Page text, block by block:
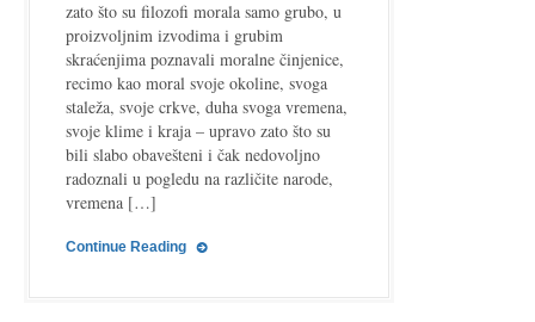
citati
zato što su filozofi morala samo grubo, u
proizvoljnim izvodima i grubim
skraćenjima poznavali moralne činjenice,
recimo kao moral svoje okoline, svoga
staleža, svoje crkve, duha svoga vremena,
svoje klime i kraja – upravo zato što su
bili slabo obavešteni i čak nedovoljno
radoznali u pogledu na različite narode,
vremena […]
Continue Reading